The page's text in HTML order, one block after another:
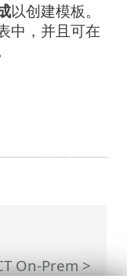
On-Prem>
以创建模板。
中，并且可在